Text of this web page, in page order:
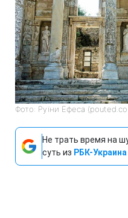
Фото: Руїни Ефеса
Не трать время на
суть из РБК-